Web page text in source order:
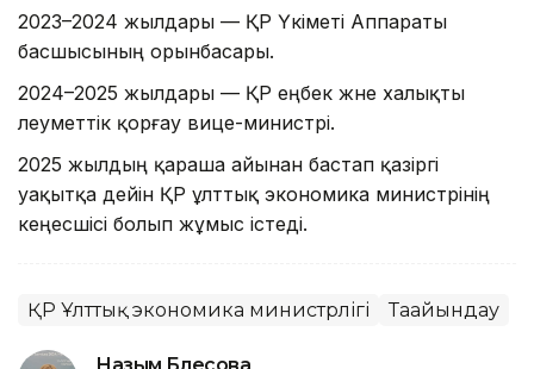
2023–2024 жылдары — ҚР Үкіметі Аппараты
басшысының орынбасары.
2024–2025 жылдары — ҚР еңбек және халықты
әлеуметтік қорғау вице-министрі.
2025 жылдың қараша айынан бастап қазіргі
уақытқа дейін ҚР ұлттық экономика министрінің
кеңесшісі болып жұмыс істеді.
ҚР Ұлттық экономика министрлігі Тағайындау